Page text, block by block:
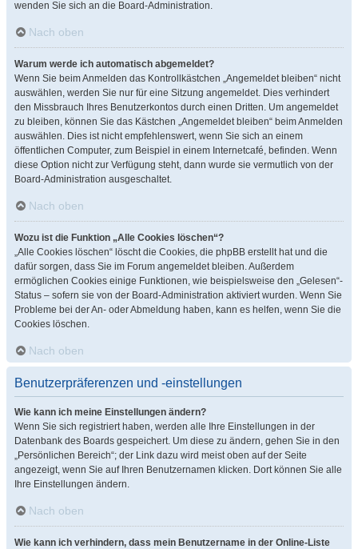
wenden Sie sich an die Board-Administration.
Nach oben
Warum werde ich automatisch abgemeldet?
Wenn Sie beim Anmelden das Kontrollkästchen „Angemeldet bleiben“ nicht
auswählen, werden Sie nur für eine Sitzung angemeldet. Dies verhindert
den Missbrauch Ihres Benutzerkontos durch einen Dritten. Um angemeldet
zu bleiben, können Sie das Kästchen „Angemeldet bleiben“ beim Anmelden
auswählen. Dies ist nicht empfehlenswert, wenn Sie sich an einem
öffentlichen Computer, zum Beispiel in einem Internetcafé, befinden. Wenn
diese Option nicht zur Verfügung steht, dann wurde sie vermutlich von der
Board-Administration ausgeschaltet.
Nach oben
Wozu ist die Funktion „Alle Cookies löschen“?
„Alle Cookies löschen“ löscht die Cookies, die phpBB erstellt hat und die
dafür sorgen, dass Sie im Forum angemeldet bleiben. Außerdem
ermöglichen Cookies einige Funktionen, wie beispielsweise den „Gelesen“-
Status – sofern sie von der Board-Administration aktiviert wurden. Wenn Sie
Probleme bei der An- oder Abmeldung haben, kann es helfen, wenn Sie die
Cookies löschen.
Nach oben
Benutzerpräferenzen und -einstellungen
Wie kann ich meine Einstellungen ändern?
Wenn Sie sich registriert haben, werden alle Ihre Einstellungen in der
Datenbank des Boards gespeichert. Um diese zu ändern, gehen Sie in den
„Persönlichen Bereich“; der Link dazu wird meist oben auf der Seite
angezeigt, wenn Sie auf Ihren Benutzernamen klicken. Dort können Sie alle
Ihre Einstellungen ändern.
Nach oben
Wie kann ich verhindern, dass mein Benutzername in der Online-Liste